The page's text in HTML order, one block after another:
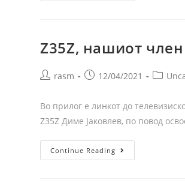
Z35Z, нашиот член
rasm 12/04/2021
Во прилог е линкот до
Z35Z Диме Јаковлев, по повод
Continue Reading